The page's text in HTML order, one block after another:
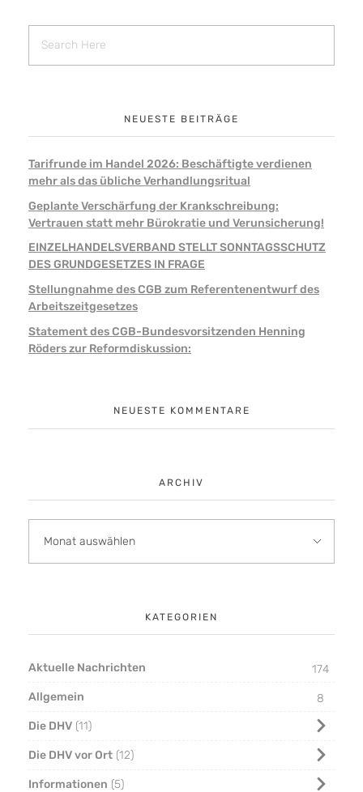
NEUESTE BEITRÄGE
Tarifrunde im Handel 2026: Beschäftigte verdienen
mehr als das übliche Verhandlungsritual
Geplante Verschärfung der Krankschreibung:
Vertrauen statt mehr Bürokratie und Verunsicherung!
EINZELHANDELSVERBAND STELLT SONNTAGSSCHUTZ
DES GRUNDGESETZES IN FRAGE
Stellungnahme des CGB zum Referentenentwurf des
Arbeitszeitgesetzes
Statement des CGB-Bundesvorsitzenden Henning
Röders zur Reformdiskussion:
NEUESTE KOMMENTARE
ARCHIV
KATEGORIEN
Aktuelle Nachrichten
174
Allgemein
8
Die DHV 11
Die DHV vor Ort 12
Informationen 5